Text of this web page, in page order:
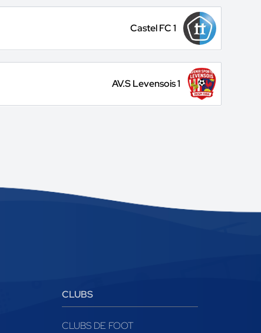
Castel FC 1
AV.S Levensois 1
CLUBS
CLUBS DE FOOT